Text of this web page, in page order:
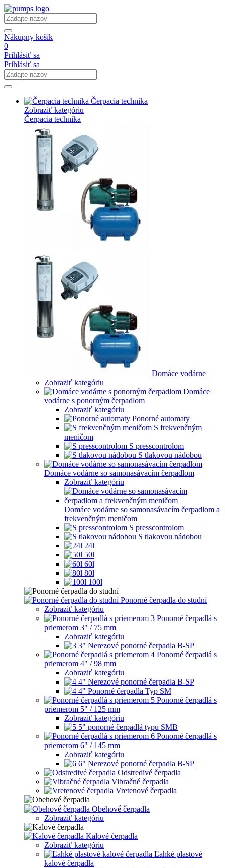
Nákupny košík
0
Prihlásiť sa
Prihlásiť sa
Čerpacia technika
Zobraziť kategóriu
Čerpacia technika
Domáce vodárne
Zobraziť kategóriu
Domáce
vodárne s ponorným čerpadlom
Zobraziť kategóriu
Ponorné automaty
S frekvenčným
meničom
S presscontrolom
S tlakovou nádobou
Domáce vodárne so samonasávacím čerpadlom
Zobraziť kategóriu
Domáce vodárne so samonasávacím čerpadlom a
frekvenčným meničom
S presscontrolom
S tlakovou nádobou
24l
50l
60l
80l
100l
Ponorné čerpadla do studní
Zobraziť kategóriu
Ponorné čerpadlá s
priemerom 3" / 75 mm
Zobraziť kategóriu
3" Nerezové ponorné čerpadla B-SP
Ponorné čerpadlá s
priemerom 4" / 98 mm
Zobraziť kategóriu
4" Nerezové ponorné čerpadla B-SP
4" Ponorné čerpadla Typ SM
Ponorné čerpadlá s
priemerom 5" / 125 mm
Zobraziť kategóriu
5" ponorné čerpadlá typu SMB
Ponorné čerpadlá s
priemerom 6" / 145 mm
Zobraziť kategóriu
6" Nerezové ponorné čerpadla B-SP
Odstredivé čerpadla
Vibračné čerpadla
Vretenové čerpadla
Obehové čerpadla
Zobraziť kategóriu
Kalové čerpadla
Zobraziť kategóriu
Ľahké plastové
kalové čerpadla